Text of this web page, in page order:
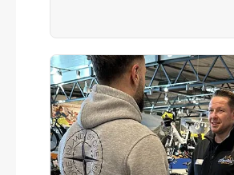
Lenker
breiter, leichter Lenker aus
konisch geformten Griffenden
Farbe